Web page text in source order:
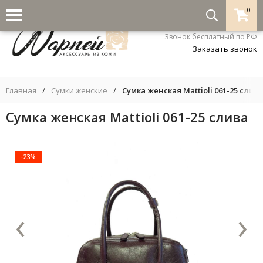
0
8-800-333-5530
Звонок бесплатный по РФ
Заказать звонок
Главная / Сумки женские / Сумка женская Mattioli 061-25 слива
Сумка женская Mattioli 061-25 слива
-23%
‹ ›